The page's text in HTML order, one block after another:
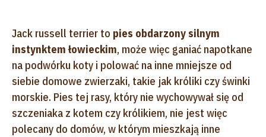
Jack russell terrier to pies obdarzony silnym
instynktem łowieckim, może więc ganiać napotkane
na podwórku koty i polować na inne mniejsze od
siebie domowe zwierzaki, takie jak króliki czy świnki
morskie. Pies tej rasy, który nie wychowywał się od
szczeniaka z kotem czy królikiem, nie jest więc
polecany do domów, w którym mieszkają inne